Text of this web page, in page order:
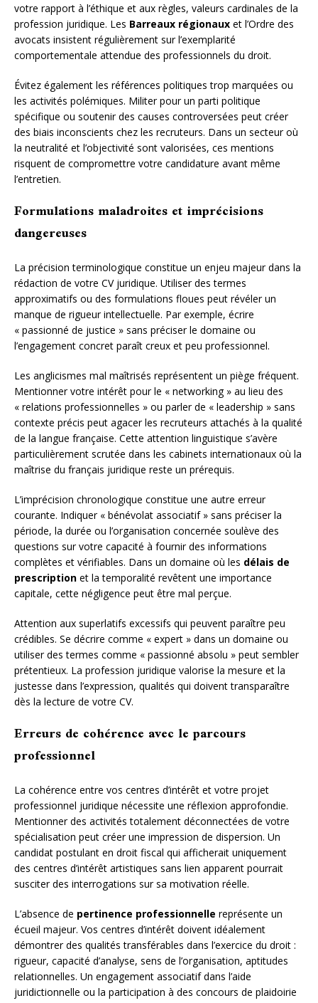
votre rapport à l’éthique et aux règles, valeurs cardinales de la
profession juridique. Les Barreaux régionaux et l’Ordre des
avocats insistent régulièrement sur l’exemplarité
comportementale attendue des professionnels du droit.
Évitez également les références politiques trop marquées ou
les activités polémiques. Militer pour un parti politique
spécifique ou soutenir des causes controversées peut créer
des biais inconscients chez les recruteurs. Dans un secteur où
la neutralité et l’objectivité sont valorisées, ces mentions
risquent de compromettre votre candidature avant même
l’entretien.
Formulations maladroites et imprécisions
dangereuses
La précision terminologique constitue un enjeu majeur dans la
rédaction de votre CV juridique. Utiliser des termes
approximatifs ou des formulations floues peut révéler un
manque de rigueur intellectuelle. Par exemple, écrire
« passionné de justice » sans préciser le domaine ou
l’engagement concret paraît creux et peu professionnel.
Les anglicismes mal maîtrisés représentent un piège fréquent.
Mentionner votre intérêt pour le « networking » au lieu des
« relations professionnelles » ou parler de « leadership » sans
contexte précis peut agacer les recruteurs attachés à la qualité
de la langue française. Cette attention linguistique s’avère
particulièrement scrutée dans les cabinets internationaux où la
maîtrise du français juridique reste un prérequis.
L’imprécision chronologique constitue une autre erreur
courante. Indiquer « bénévolat associatif » sans préciser la
période, la durée ou l’organisation concernée soulève des
questions sur votre capacité à fournir des informations
complètes et vérifiables. Dans un domaine où les délais de
prescription et la temporalité revêtent une importance
capitale, cette négligence peut être mal perçue.
Attention aux superlatifs excessifs qui peuvent paraître peu
crédibles. Se décrire comme « expert » dans un domaine ou
utiliser des termes comme « passionné absolu » peut sembler
prétentieux. La profession juridique valorise la mesure et la
justesse dans l’expression, qualités qui doivent transparaître
dès la lecture de votre CV.
Erreurs de cohérence avec le parcours
professionnel
La cohérence entre vos centres d’intérêt et votre projet
professionnel juridique nécessite une réflexion approfondie.
Mentionner des activités totalement déconnectées de votre
spécialisation peut créer une impression de dispersion. Un
candidat postulant en droit fiscal qui afficherait uniquement
des centres d’intérêt artistiques sans lien apparent pourrait
susciter des interrogations sur sa motivation réelle.
L’absence de pertinence professionnelle représente un
écueil majeur. Vos centres d’intérêt doivent idéalement
démontrer des qualités transférables dans l’exercice du droit :
rigueur, capacité d’analyse, sens de l’organisation, aptitudes
relationnelles. Un engagement associatif dans l’aide
juridictionnelle ou la participation à des concours de plaidoirie